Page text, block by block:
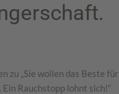
zu „Sie wollen das Beste für
Rauchstopp lohnt sich!“